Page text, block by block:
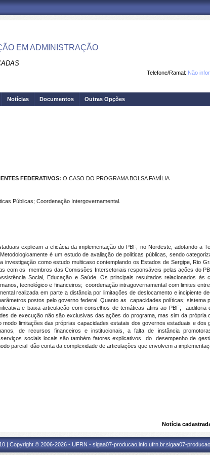
EM ADMINISTRAÇÃO
Telefone/Ramal: Não
Notícias Documentos Outras Opções
FEDERATIVOS: O CASO DO PROGRAMA BOLSA FAMÍLIA
Públicas; Coordenação Intergovernamental.
explicam a eficácia da implementação do PBF, no Nordeste, adotando a
é um estudo de avaliação de políticas públicas, sendo
como estudo multicaso contemplando os Estados de Sergipe, Rio
com os membros das Comissões Intersetoriais responsáveis pelas ações do
Social, Educação e Saúde. Os principais resultados relacionados às
tecnológico e financeiros; coordenação intragovernamental com limites
realizada em parte a distância por limitações de deslocamento e incipiente
postos pelo governo federal. Quanto as capacidades políticas; sistema
e baixa articulação com conselhos de temáticas afins ao PBF; auditoria
de execução não são exclusivas das ações do programa, mas sim da própria
limitações das próprias capacidades estatais dos governos estaduais e dos
de recursos financeiros e institucionais, a falta de instância
sociais locais são também fatores explicativos do desempenho de
parcial dão conta da complexidade de articulações que envolvem a
Notícia
| Copyright © 2006-2026 - UFRN - sigaa07-producao.info.ufrn.br.sigaa07-producao